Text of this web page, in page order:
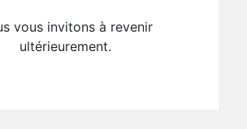
vous invitons à revenir
ultérieurement.